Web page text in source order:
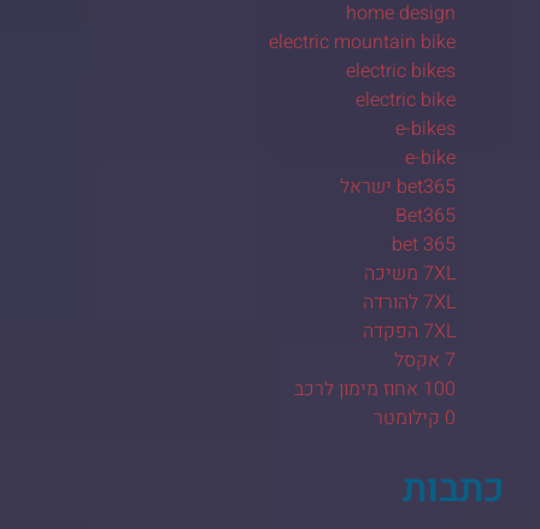
home design
electric mountain bike
electric bikes
electric bike
e-bikes
e-bike
bet365 ישראל
Bet365
bet 365
7XL משיכה
7XL להורדה
7XL הפקדה
7 אקסל
100 אחוז מימון לרכב
0 קילומטר
כתבות